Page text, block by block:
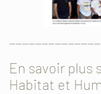
En savoir plus
Habitat et